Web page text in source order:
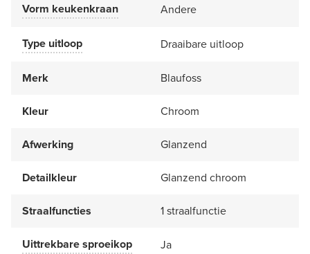
Vorm keukenkraan Andere
Type uitloop Draaibare uitloop
Merk Blaufoss
Kleur Chroom
Afwerking Glanzend
Detailkleur Glanzend chroom
Straalfuncties 1 straalfunctie
Uittrekbare sproeikop Ja